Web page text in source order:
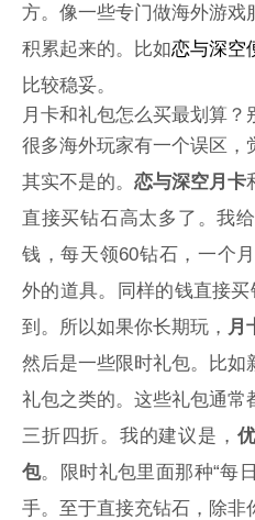
方。像一些专门做海外游戏
积累起来的。比如恋与深空
比较稳妥。
月卡和礼包怎么买最划算？
很多海外玩家有一个误区，
其实不是的。 恋与深空月卡
直接买钻石高太多了。我
钱，每天领60钻石，一个
外的道具。同样的钱直接
到。所以如果你长期玩， 月
然后是一些限时礼包。比如
礼包之类的。这些礼包通常
三折四折。我的建议是，
包。限时礼包里面那种“每
手。至于直接充钻石，除非